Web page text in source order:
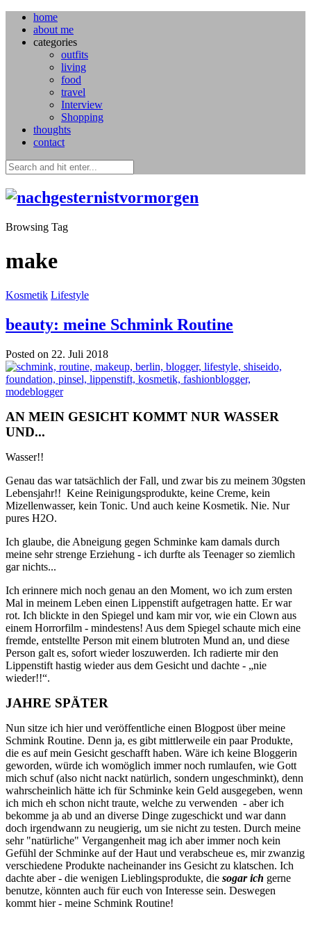
home
about me
categories
outfits
living
food
travel
Interview
Shopping
thoughts
contact
Browsing Tag
make
Kosmetik Lifestyle
beauty: meine Schmink Routine
Posted on 22. Juli 2018
AN MEIN GESICHT KOMMT NUR WASSER
UND...
Wasser!!
Genau das war tatsächlich der Fall, und zwar bis zu meinem 30gsten
Lebensjahr!! Keine Reinigungsprodukte, keine Creme, kein
Mizellenwasser, kein Tonic. Und auch keine Kosmetik. Nie. Nur
pures H2O.
Ich glaube, die Abneigung gegen Schminke kam damals durch
meine sehr strenge Erziehung - ich durfte als Teenager so ziemlich
gar nichts...
Ich erinnere mich noch genau an den Moment, wo ich zum ersten
Mal in meinem Leben einen Lippenstift aufgetragen hatte. Er war
rot. Ich blickte in den Spiegel und kam mir vor, wie ein Clown aus
einem Horrorfilm - mindestens! Aus dem Spiegel schaute mich eine
fremde, entstellte Person mit einem blutroten Mund an, und diese
Person galt es, sofort wieder loszuwerden. Ich radierte mir den
Lippenstift hastig wieder aus dem Gesicht und dachte - „nie
wieder!!“.
JAHRE SPÄTER
Nun sitze ich hier und veröffentliche einen Blogpost über meine
Schmink Routine. Denn ja, es gibt mittlerweile ein paar Produkte,
die es auf mein Gesicht geschafft haben. Wäre ich keine Bloggerin
geworden, würde ich womöglich immer noch rumlaufen, wie Gott
mich schuf (also nicht nackt natürlich, sondern ungeschminkt), denn
wahrscheinlich hätte ich für Schminke kein Geld ausgegeben, wenn
ich mich eh schon nicht traute, welche zu verwenden - aber ich
bekomme ja ab und an diverse Dinge zugeschickt und war dann
doch irgendwann zu neugierig, um sie nicht zu testen. Durch meine
sehr "natürliche" Vergangenheit mag ich aber immer noch kein
Gefühl der Schminke auf der Haut und verabscheue es, mir zwanzig
verschiedene Produkte nacheinander ins Gesicht zu klatschen. Ich
dachte aber - die wenigen Lieblingsprodukte, die sogar ich gerne
benutze, könnten auch für euch von Interesse sein. Deswegen
kommt hier - meine Schmink Routine!